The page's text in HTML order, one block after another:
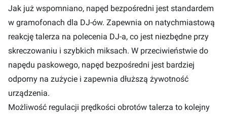
Jak już wspomniano, napęd bezpośredni jest standardem
w gramofonach dla DJ-ów. Zapewnia on natychmiastową
reakcję talerza na polecenia DJ-a, co jest niezbędne przy
skreczowaniu i szybkich miksach. W przeciwieństwie do
napędu paskowego, napęd bezpośredni jest bardziej
odporny na zużycie i zapewnia dłuższą żywotność
urządzenia.
Możliwość regulacji prędkości obrotów talerza to kolejny